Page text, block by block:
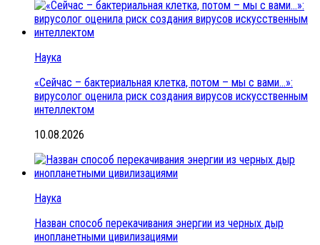
Наука
«Сейчас – бактериальная клетка, потом – мы с вами…»:
вирусолог оценила риск создания вирусов искусственным
интеллектом
10.08.2026
Наука
Назван способ перекачивания энергии из черных дыр
инопланетными цивилизациями